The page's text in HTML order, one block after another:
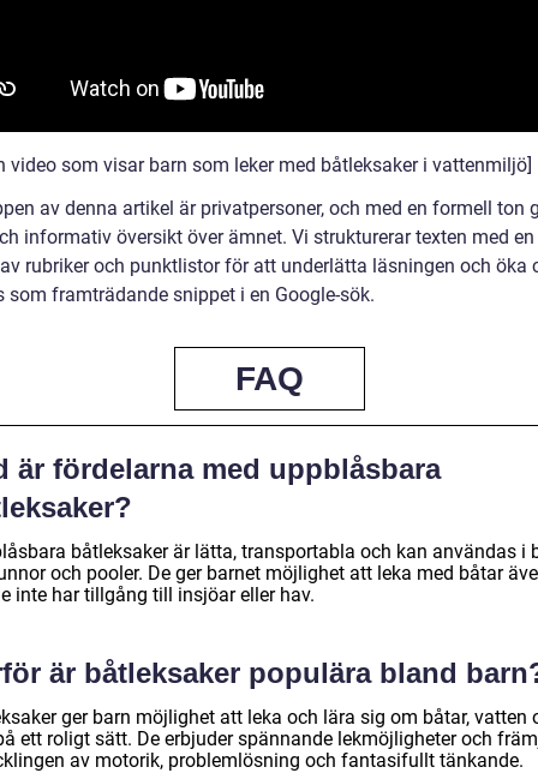
video som visar barn som leker med båtleksaker i vattenmiljö]
av denna artikel är privatpersoner, och med en formell ton
informativ översikt över ämnet. Vi strukturerar texten med
rubriker och punktlistor för att underlätta läsningen och öka
som framträdande snippet i en Google-sök.
FAQ
är fördelarna med uppblåsbara
båtleksaker är lätta, transportabla och kan användas i
och pooler. De ger barnet möjlighet att leka med båtar
inte har tillgång till insjöar eller hav.
är båtleksaker populära bland
ger barn möjlighet att leka och lära sig om båtar, vatten
ett roligt sätt. De erbjuder spännande lekmöjligheter och
av motorik, problemlösning och fantasifullt tänkande.